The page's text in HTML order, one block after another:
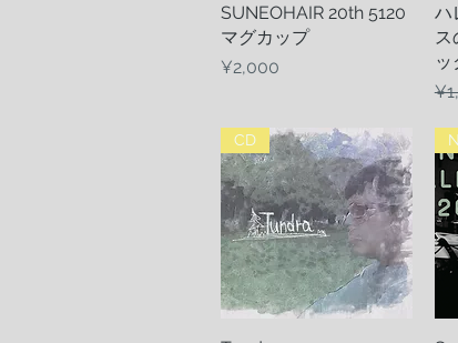
Quick View
SUNEOHAIR 20th 5120
マグカップ
Price
¥2,000
ハ
ス
ッ
CD